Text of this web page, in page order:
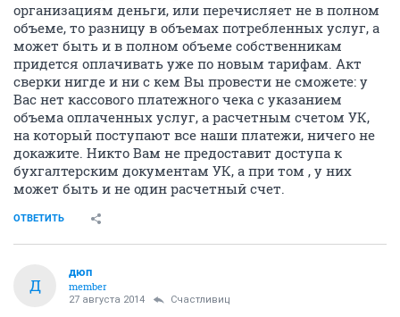
организациям деньги, или перечисляет не в полном
объеме, то разницу в объемах потребленных услуг, а
может быть и в полном объеме собственникам
придется оплачивать уже по новым тарифам. Акт
сверки нигде и ни с кем Вы провести не сможете: у
Вас нет кассового платежного чека с указанием
объема оплаченных услуг, а расчетным счетом УК,
на который поступают все наши платежи, ничего не
докажите. Никто Вам не предоставит доступа к
бухгалтерским документам УК, а при том , у них
может быть и не один расчетный счет.
ОТВЕТИТЬ
Д
дюп
member
27 августа 2014 Счастливиц